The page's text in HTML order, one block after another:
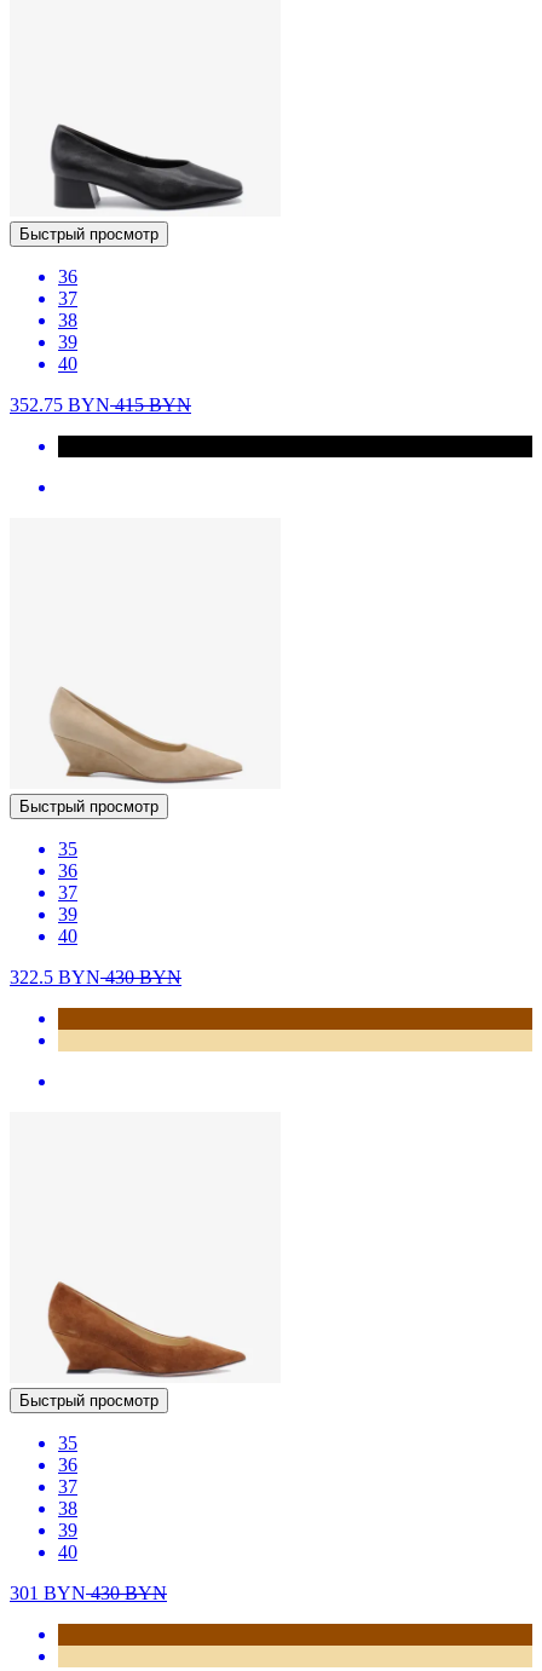
Быстрый просмотр
36
37
38
39
40
352.75 BYN415BYN
Быстрый просмотр
35
36
37
39
40
322.5 BYN430BYN
Быстрый просмотр
35
36
37
38
39
40
301 BYN430BYN